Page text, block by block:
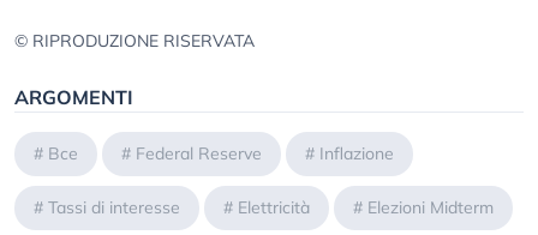
© RIPRODUZIONE RISERVATA
ARGOMENTI
# Bce # Federal Reserve # Inflazione
# Tassi di interesse # Elettricità # Elezioni Midterm